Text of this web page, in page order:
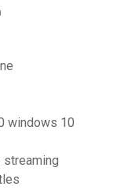
windows 10